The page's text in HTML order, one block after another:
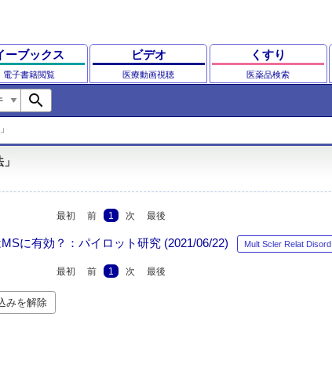
ーブックス
電子書籍閲覧
ビデオ
医療動画視聴
くすり
医薬品検索
search
最初 前 1 次 最後
に有効？：パイロット研究 (2021/06/22) Mult Scler Relat Disord
最初 前 1 次 最後
みを解除